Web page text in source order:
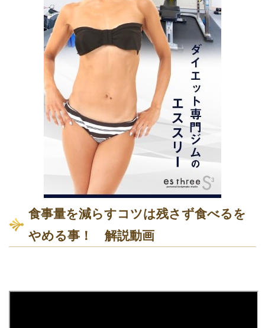
食事量を減らすコツは残さず食べるを
やめる事！ 解説動画